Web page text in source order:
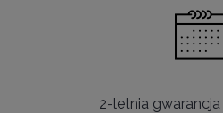
2-letnia